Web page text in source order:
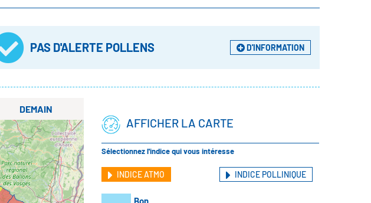
PAS D'ALERTE POLLENS D'INFORMATION
DEMAIN
AFFICHER LA CARTE
Sélectionnez l'indice qui vous intéresse
INDICE ATMO INDICE POLLINIQUE
Bon